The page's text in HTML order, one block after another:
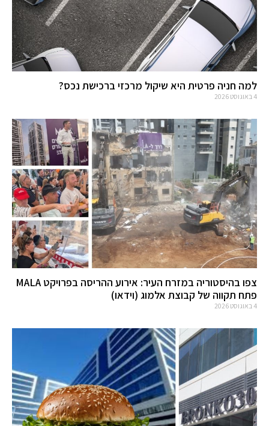
למה חניה פרטית היא שיקול מרכזי ברכישת נכס?
4 באוגוסט 2026
צפו בהיסטוריה במזרח העיר: אירוע ההריסה בפרויקט MALA
פתח תקווה של קבוצת אלמוג (וידאו)
4 באוגוסט 2026